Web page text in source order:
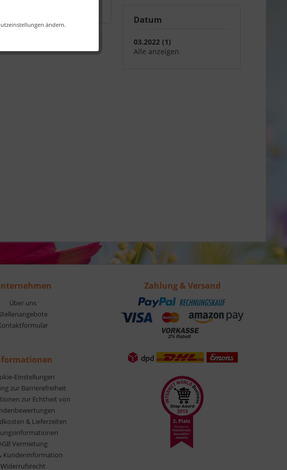
ändern.
Datum
03.2022 (1)
Alle anzeigen
Über uns
Einstellungen
zur Barrierefreiheit
zur Echtheit von
& Lieferzeiten
Vermietung
Kundeninformation
Widerrufsrecht
Zahlung & Versand